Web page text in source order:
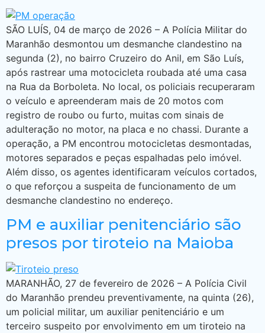
SÃO LUÍS, 04 de março de 2026 – A Polícia Militar do
Maranhão desmontou um desmanche clandestino na
segunda (2), no bairro Cruzeiro do Anil, em São Luís,
após rastrear uma motocicleta roubada até uma casa
na Rua da Borboleta. No local, os policiais recuperaram
o veículo e apreenderam mais de 20 motos com
registro de roubo ou furto, muitas com sinais de
adulteração no motor, na placa e no chassi. Durante a
operação, a PM encontrou motocicletas desmontadas,
motores separados e peças espalhadas pelo imóvel.
Além disso, os agentes identificaram veículos cortados,
o que reforçou a suspeita de funcionamento de um
desmanche clandestino no endereço.
PM e auxiliar penitenciário são
presos por tiroteio na Maioba
MARANHÃO, 27 de fevereiro de 2026 – A Polícia Civil
do Maranhão prendeu preventivamente, na quinta (26),
um policial militar, um auxiliar penitenciário e um
terceiro suspeito por envolvimento em um tiroteio na